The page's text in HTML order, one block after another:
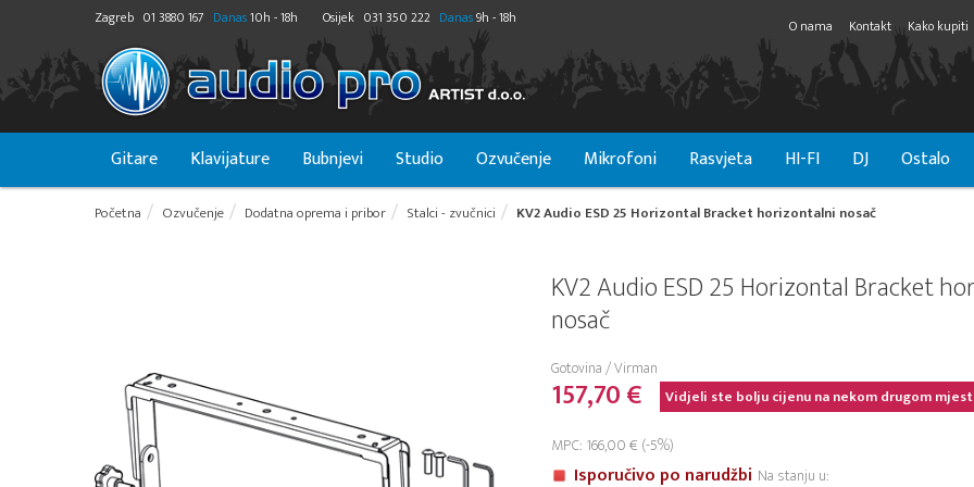
Zagreb 01 3880 167 Danas10h - 18h Osijek 031 350 222 Danas9h - 18h O nama Kontakt Kako kupiti
Gitare Klavijature Bubnjevi Studio Ozvučenje Mikrofoni Rasvjeta HI-FI DJ Ostalo
Početna Ozvučenje Dodatna oprema i pribor Stalci - zvučnici KV2 Audio ESD 25 Horizontal Bracket horizontalni nosač
KV2 Audio ESD 25 Horizontal Bracket
nosač
Gotovina / Virman
157,70 € Vidjeli ste bolju cijenu na nekom drugom
MPC: 166,00 € (-5%)
Isporučivo po narudžbi Na stanju u: